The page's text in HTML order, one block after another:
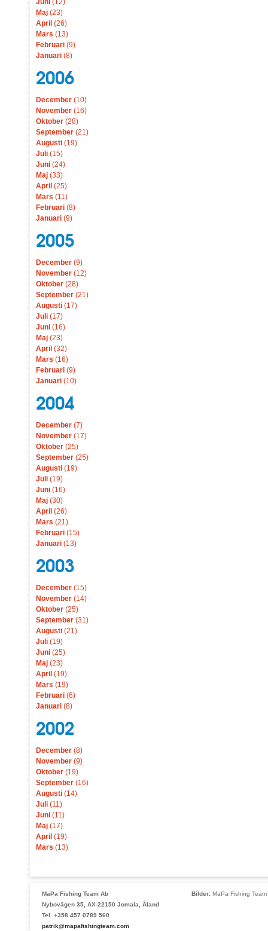
Juni (12)
Maj (23)
April (26)
Mars (13)
Februari (9)
Januari (8)
2006
December (10)
November (16)
Oktober (28)
September (21)
Augusti (19)
Juli (15)
Juni (24)
Maj (33)
April (25)
Mars (11)
Februari (8)
Januari (9)
2005
December (9)
November (12)
Oktober (28)
September (21)
Augusti (17)
Juli (17)
Juni (16)
Maj (23)
April (32)
Mars (16)
Februari (9)
Januari (10)
2004
December (7)
November (17)
Oktober (25)
September (25)
Augusti (19)
Juli (19)
Juni (16)
Maj (30)
April (26)
Mars (21)
Februari (15)
Januari (13)
2003
December (15)
November (14)
Oktober (25)
September (31)
Augusti (21)
Juli (19)
Juni (25)
Maj (23)
April (19)
Mars (19)
Februari (6)
Januari (8)
2002
December (8)
November (9)
Oktober (19)
September (16)
Augusti (14)
Juli (11)
Juni (11)
Maj (17)
April (19)
Mars (13)
MaPa Fishing Team Ab
Nybovägen 35, AX-22150 Jomala, Åland
Tel. +358 457 0789 560
patrik@mapafishingteam.com
Bilder: MaPa Fishing